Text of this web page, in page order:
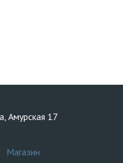
Амурская 17
Магазин